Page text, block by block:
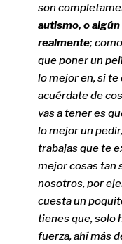
son
autismo, o
realmente;
que poner un
lo mejor en, si
acuérdate de
vas a tener es
lo mejor un
trabajas que te
mejor cosas tan
nosotros, por
cuesta un
tienes que, solo
fuerza, ahí más